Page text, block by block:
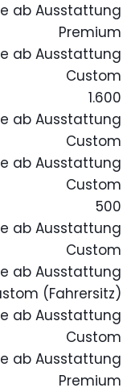
ab Ausstattung
Premium
ab Ausstattung
Custom
1.600
ab Ausstattung
Custom
ab Ausstattung
Custom
500
ab Ausstattung
Custom
ab Ausstattung
(Fahrersitz)
ab Ausstattung
Custom
ab Ausstattung
Premium